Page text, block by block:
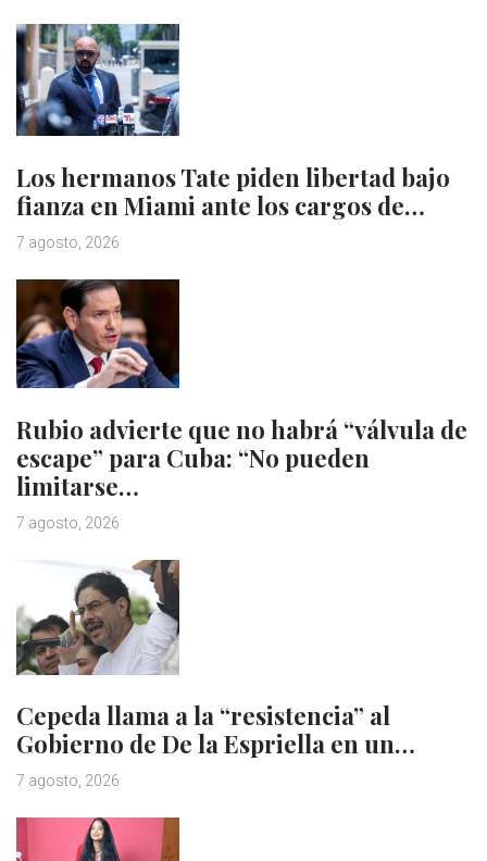
Los hermanos Tate piden libertad bajo
fianza en Miami ante los cargos de…
7 agosto, 2026
Rubio advierte que no habrá “válvula de
escape” para Cuba: “No pueden
limitarse…
7 agosto, 2026
Cepeda llama a la “resistencia” al
Gobierno de De la Espriella en un…
7 agosto, 2026